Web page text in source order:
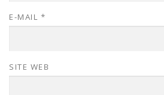
E-MAIL *
SITE WEB